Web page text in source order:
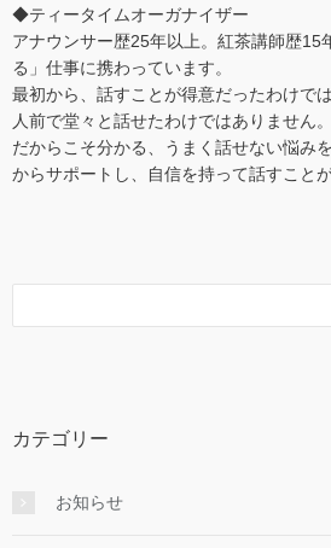
◆ティータイムオーガナイザー
アナウンサー歴25年以上。紅茶講師歴15
る」仕事に携わっています。
最初から、話すことが得意だったわけで
人前で堂々と話せたわけではありません。
だからこそ分かる、うまく話せない悩み
からサポートし、自信を持って話すこと
カテゴリー
お知らせ